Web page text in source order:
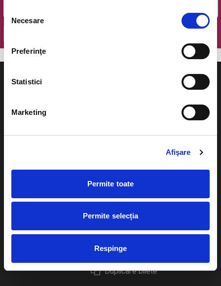
consimțământului
Necesare
Preferinţe
Statistici
Marketing
Afişare
Permite toate
Permite selecția
Respinge
Cum comand bilete?
Plata online sau cash
eBilet printat acasa
Livrare prin curier
Returnare bilete
Duplicare bilete
Evenimente
festivaluri
Pentru copii